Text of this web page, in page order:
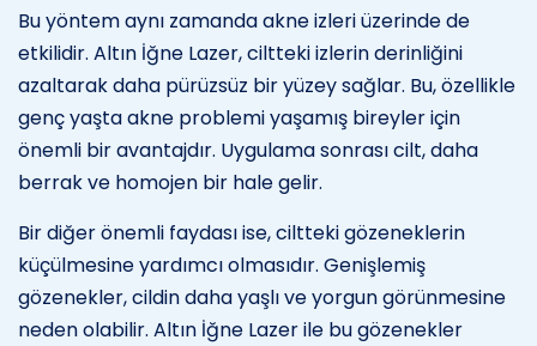
Bu yöntem aynı zamanda akne izleri üzerinde de
etkilidir. Altın İğne Lazer, ciltteki izlerin derinliğini
azaltarak daha pürüzsüz bir yüzey sağlar. Bu, özellikle
genç yaşta akne problemi yaşamış bireyler için
önemli bir avantajdır. Uygulama sonrası cilt, daha
berrak ve homojen bir hale gelir.
Bir diğer önemli faydası ise, ciltteki gözeneklerin
küçülmesine yardımcı olmasıdır. Genişlemiş
gözenekler, cildin daha yaşlı ve yorgun görünmesine
neden olabilir. Altın İğne Lazer ile bu gözenekler